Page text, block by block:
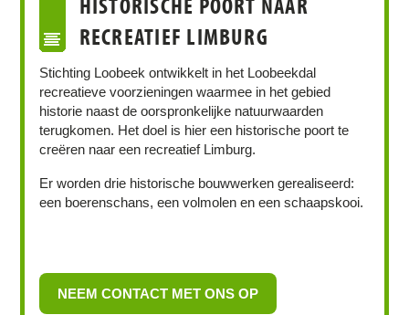
RECREATIEF LIMBURG
Stichting Loobeek ontwikkelt in het Loobeekdal
recreatieve voorzieningen waarmee in het gebied
historie naast de oorspronkelijke natuurwaarden
terugkomen. Het doel is hier een historische poort te
creëren naar een recreatief Limburg.
Er worden drie historische bouwwerken gerealiseerd:
een boerenschans, een volmolen en een schaapskooi.
NEEM CONTACT MET ONS OP